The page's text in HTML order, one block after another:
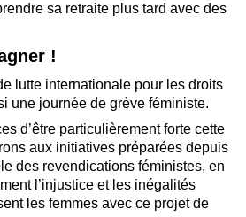
sa retraite plus tard avec des
!
lutte internationale pour les droits
une journée de grève féministe.
d’être particulièrement forte cette
aux initiatives préparées depuis
des revendications féministes, en
l’injustice et les inégalités
les femmes avec ce projet de